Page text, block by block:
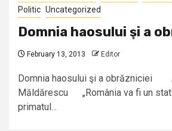
Politic Uncategorized
Domnia haosului şi a
February 13, 2013 Editor
Domnia haosului şi a obrăzniciei
Măldărescu „România va fi un
primatul...